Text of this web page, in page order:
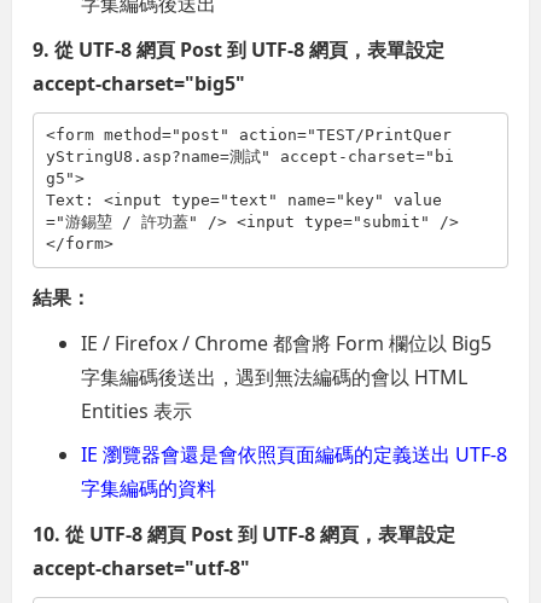
9. 從 UTF-8 網頁 Post 到 UTF-8 網頁，表單設定
accept-charset="big5"
<form method="post" action="TEST/PrintQuer
yStringU8.asp?name=測試"
accept-charset="bi
g5">
Text: <input type="text" name="key"
value
="游錫堃 / 許功蓋"
/> <input type="submit"
/>
</form>
結果：
IE / Firefox / Chrome 都會將 Form 欄位以 Big5
字集編碼後送出，遇到無法編碼的會以 HTML
Entities 表示
IE 瀏覽器會還是會依照頁面編碼的定義送出 UTF-8
字集編碼的資料
10. 從 UTF-8 網頁 Post 到 UTF-8 網頁，表單設定
accept-charset="utf-8"